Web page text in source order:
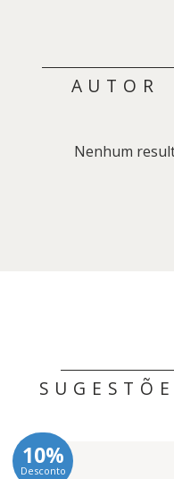
AUTOR
Nenhum
10%
Desconto